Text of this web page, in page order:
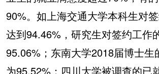
90%。如上海交通大学本科生对
达到94.46%，研究生对签约工作
95.06%；东南大学2018届博士生
为95.52%；四川大学被调查的已